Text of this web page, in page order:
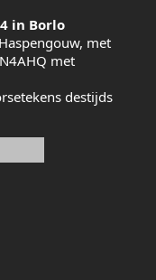
in Borlo
met
met
destijds